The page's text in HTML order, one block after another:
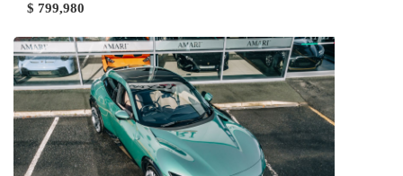
$ 799,980